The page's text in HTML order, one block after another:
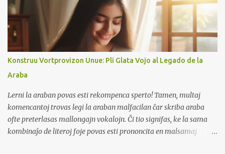
ambaŭ. Alia kialo estas, ke mi certe parolos Ĉabakanon kaj
Esperanton. Mi konas ambaŭ lingvojn, kaj ili ne. Mi vere ĝuis la
tempon kun ili, parolante kaj Ĉabakanon kaj Esperanton. Ni
parolis pri la spertoj de unu la alian lernante kaj vivante kun la
lingvoj kaj ilia evoluo. La Ĉabakana amikino estas libroverkistino,
ŝi donacis al mi sian Ĉabakan libron kaj fridujan magneton kiel
suvenirojn. La Esperanta amiko laboras en la Informa kaj
Teknologia fako, kaj li donacis al mi lokan kalendaron kiel suv...
Konstruu Vortprovizon Unue: Pli Glata Vojo al Legado de la
Araba
Lerni la araban povas esti rekompenca sperto! Tamen, multaj
komencantoj trovas legi la araban malfacilan ĉar skriba araba
ofte preterlasas mallongajn vokalojn. Ĉi tio signifas, ke la sama
kombinaĵo de literoj foje povas esti prononcita en malsamaj